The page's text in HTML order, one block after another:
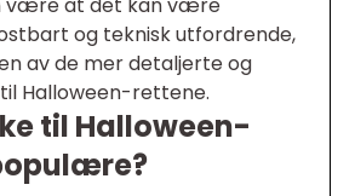
være at det kan være
og teknisk utfordrende,
av de mer detaljerte og
Halloween-rettene.
til Halloween-